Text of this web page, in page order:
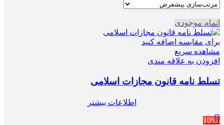
اتمام موجودی
برای مقایسه اضافه کنید
مشاهده سریع
افزودن به علاقه مندی
تسلط نامه قانون مجازات اسلامی
اطلاعات بیشتر
-10%